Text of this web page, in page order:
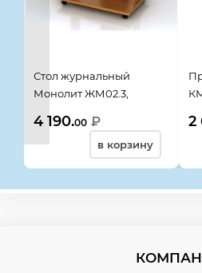
Стол журнальный
Монолит ЖМ02.3,
гварнери
4 190.00 ₽
в корзину
2